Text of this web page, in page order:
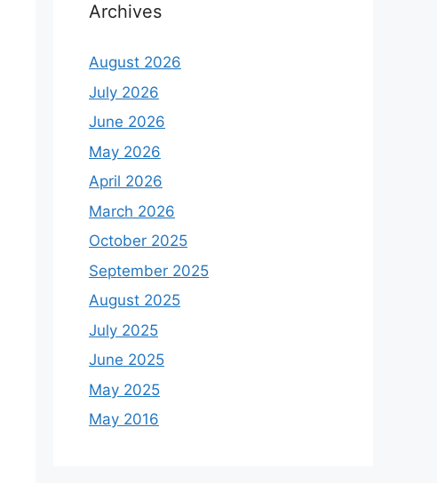
Archives
August 2026
July 2026
June 2026
May 2026
April 2026
March 2026
October 2025
September 2025
August 2025
July 2025
June 2025
May 2025
May 2016